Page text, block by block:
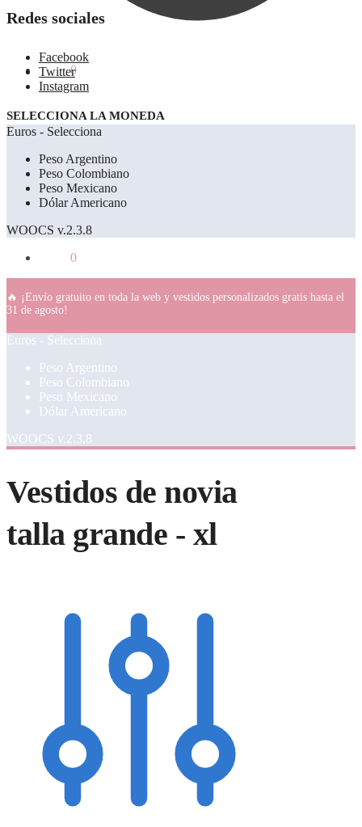
0.00€ 0
Redes sociales
Facebook
Twitter
Instagram
SELECCIONA LA MONEDA
Euros - Selecciona
Peso Argentino
Peso Colombiano
Peso Mexicano
Dólar Americano
WOOCS v.2.3.8
0
🔥 ¡Envío gratuito en toda la web y vestidos personalizados gratis hasta el
31 de agosto!
Euros - Selecciona
Peso Argentino
Peso Colombiano
Peso Mexicano
Dólar Americano
WOOCS v.2.3.8
Vestidos de novia
talla grande - xl